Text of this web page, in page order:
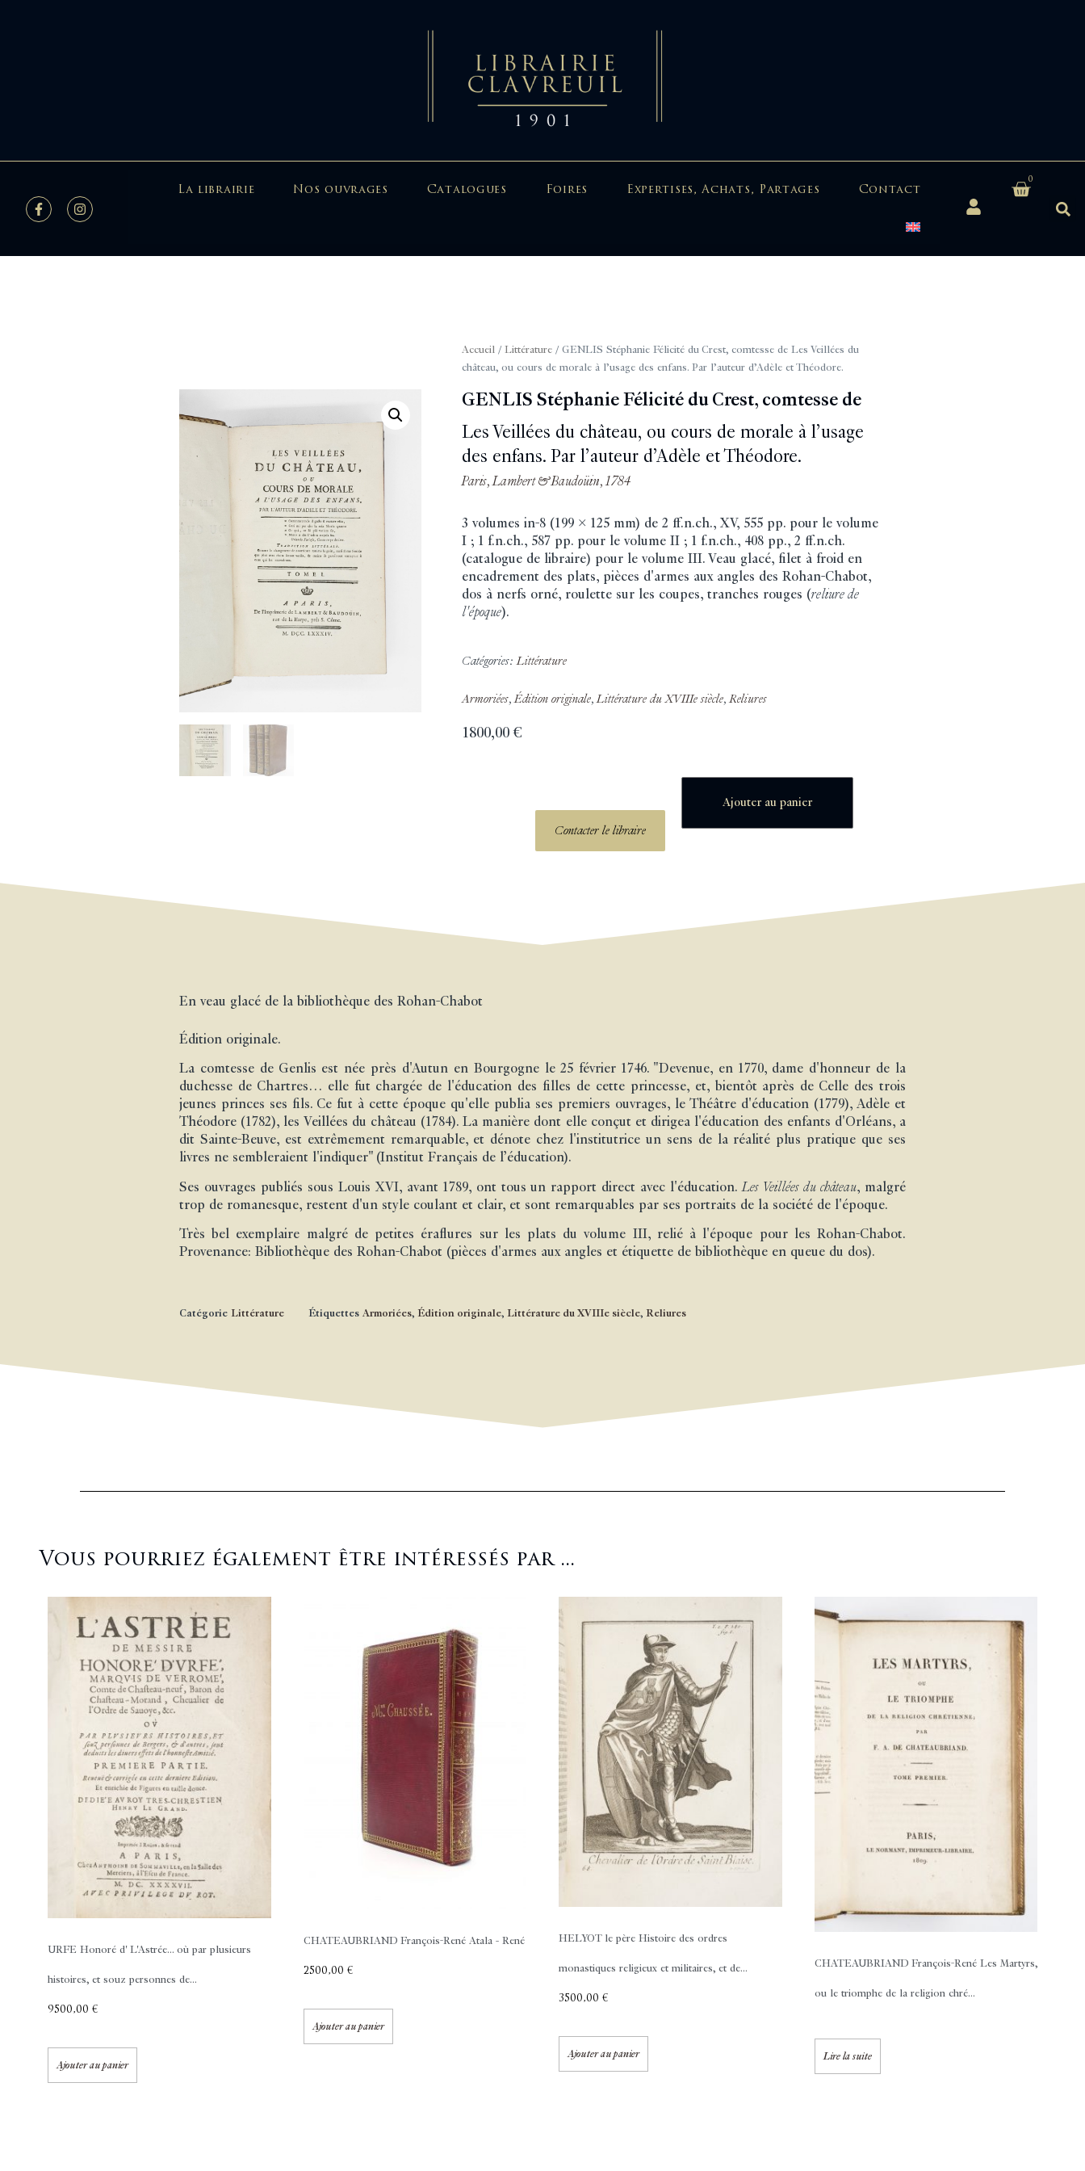
La librairie Nos ouvrages Catalogues Foires Expertises, Achats, Partages Contact
0
Accueil/ Littérature/ GENLIS Stéphanie Félicité du Crest, comtesse de Les Veillées du
château, ou cours de morale à l’usage des enfans. Par l’auteur d’Adèle et Théodore.
GENLIS Stéphanie Félicité du Crest, comtesse de
Les Veillées du château, ou cours de morale à l’usage
des enfans. Par l’auteur d’Adèle et Théodore.
Paris, Lambert & Baudoüin, 1784
3 volumes in-8 (199 x 125 mm) de 2 ff.n.ch., XV, 555 pp. pour le volume
I ; 1 f.n.ch., 587 pp. pour le volume II ; 1 f.n.ch., 408 pp., 2 ff.n.ch.
(catalogue de libraire) pour le volume III. Veau glacé, filet à froid en
encadrement des plats, pièces d'armes aux angles des Rohan-Chabot,
dos à nerfs orné, roulette sur les coupes, tranches rouges (reliure de
l'époque).
Catégories:Littérature
Armoriées,Édition originale,Littérature du XVIIIe siècle, Reliures
1800,00€
Contacter le libraire
Ajouter au panier
En veau glacé de la bibliothèque des Rohan-Chabot
Édition originale.
La comtesse de Genlis est née près d'Autun en Bourgogne le 25 février 1746. "Devenue, en 1770, dame d'honneur de la
duchesse de Chartres… elle fut chargée de l'éducation des filles de cette princesse, et, bientôt après de Celle des trois
jeunes princes ses fils. Ce fut à cette époque qu'elle publia ses premiers ouvrages, le Théâtre d'éducation (1779), Adèle et
Théodore (1782), les Veillées du château (1784). La manière dont elle conçut et dirigea l'éducation des enfants d'Orléans, a
dit Sainte-Beuve, est extrêmement remarquable, et dénote chez l'institutrice un sens de la réalité plus pratique que ses
livres ne sembleraient l'indiquer" (Institut Français de l’éducation).
Ses ouvrages publiés sous Louis XVI, avant 1789, ont tous un rapport direct avec l'éducation. Les Veillées du château, malgré
trop de romanesque, restent d'un style coulant et clair, et sont remarquables par ses portraits de la société de l'époque.
Très bel exemplaire malgré de petites éraflures sur les plats du volume III, relié à l'époque pour les Rohan-Chabot.
Provenance: Bibliothèque des Rohan-Chabot (pièces d'armes aux angles et étiquette de bibliothèque en queue du dos).
Catégorie Littérature Étiquettes Armoriées, Édition originale, Littérature du XVIIIe siècle, Reliures
Vous pourriez également être intéressés par ...
URFE Honoré d'L'Astrée... où par plusieurs
histoires, et souz personnes de...
9500,00 €
Ajouter au panier
CHATEAUBRIAND François-RenéAtala - René
2500,00 €
Ajouter au panier
HELYOT le père Histoire des ordres
monastiques religieux et militaires, et de...
3500,00 €
Ajouter au panier
CHATEAUBRIAND François-RenéLes Martyrs,
ou le triomphe de la religion chré...
Lire la suite